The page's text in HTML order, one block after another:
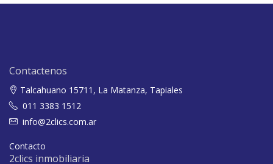
Contactenos
Talcahuano 15711, La Matanza, Tapiales
011 3383 1512
info@2clics.com.ar
Contacto
2clics inmobiliaria